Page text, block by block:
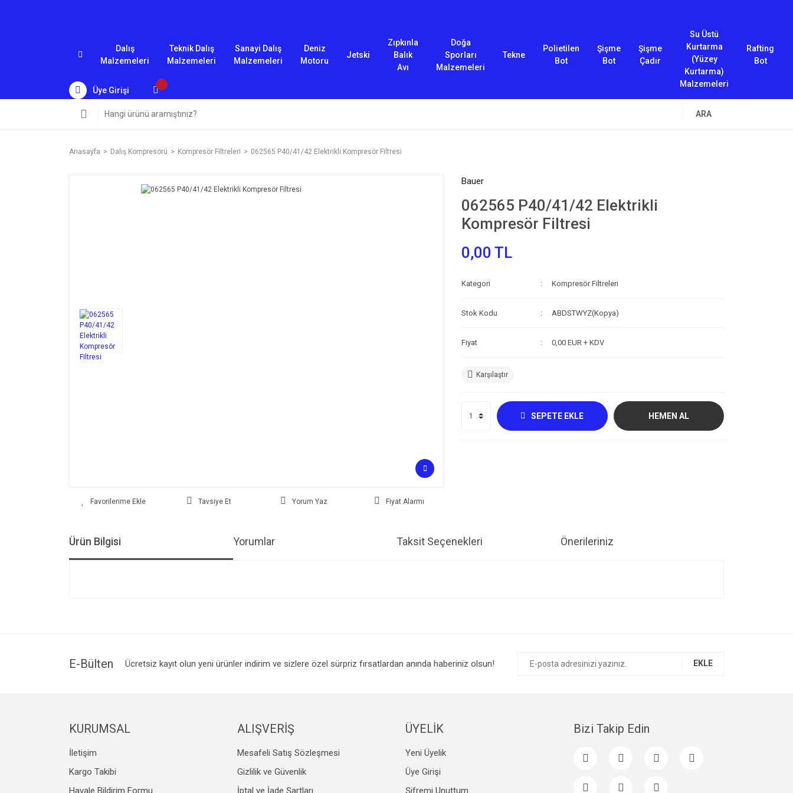
Dalış
Malzemeleri
Teknik Dalış
Malzemeleri
Sanayi Dalış
Malzemeleri
Deniz
Motoru
Jetski
Zıpkınla
Balık
Avı
Doğa
Sporları
Malzemeleri
Tekne
Polietilen
Bot
Şişme
Bot
Şişme
Çadır
Su Üstü
Kurtarma
(Yüzey
Kurtarma)
Malzemeleri
Rafting
Bot
Üye Girişi
ARA
Anasayfa Dalış Kompresörü Kompresör Filtreleri 062565 P40/41/42 Elektrikli Kompresör Filtresi
Tavsiye Et Yorum Yaz Fiyat Alarmı
Bauer
062565 P40/41/42 Elektrikli
Kompresör Filtresi
0,00 TL
Kategori Kompresör Filtreleri
Stok Kodu ABDSTWYZ(Kopya)
Fiyat 0,00 EUR + KDV
Karşılaştır
SEPETE EKLE HEMEN AL
Ürün Bilgisi Yorumlar Taksit Seçenekleri Önerileriniz
Ürün bilgilerinde hatalar bulunuyor.
Gönder
E-Bülten Ücretsiz kayıt olun yeni ürünler indirim ve sizlere özel sürpriz fırsatlardan anında haberiniz olsun! EKLE
KURUMSAL
İletişim
Kargo Takibi
Havale Bildirim Formu
ALIŞVERİŞ
Mesafeli Satış Sözleşmesi
Gizlilik ve Güvenlik
İptal ve İade Şartları
ÜYELİK
Yeni Üyelik
Üye Girişi
Şifremi Unuttum
Bizi Takip Edin